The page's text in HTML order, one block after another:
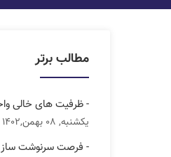
مطالب برتر
- ظرفیت های خالی
یکشنبه, 08 بهمن,1402
- فرصت سرنوشت ساز